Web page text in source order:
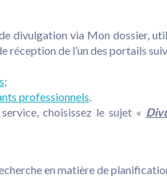
divulgation via Mon dossier,
réception de l’un des portails
;
professionnels.
choisissez le sujet «
en matière de